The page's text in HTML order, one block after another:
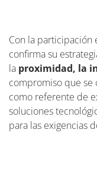
Con la participación
confirma su
la proximidad, la
compromiso que se
como referente de
soluciones
para las exigencias